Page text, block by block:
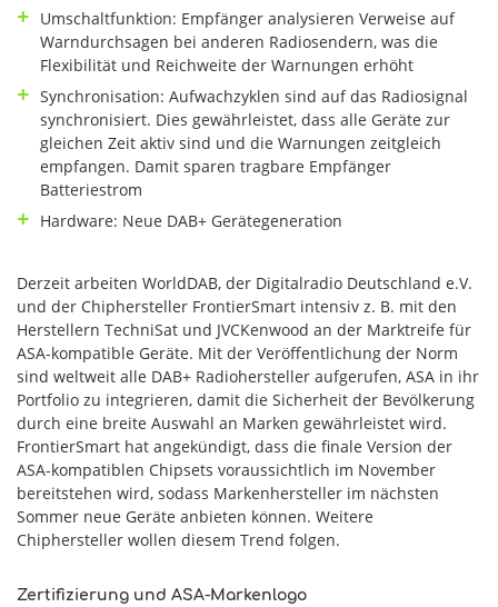
Umschaltfunktion: Empfänger analysieren Verweise auf
Warndurchsagen bei anderen Radiosendern, was die
Flexibilität und Reichweite der Warnungen erhöht
Synchronisation: Aufwachzyklen sind auf das Radiosignal
synchronisiert. Dies gewährleistet, dass alle Geräte zur
gleichen Zeit aktiv sind und die Warnungen zeitgleich
empfangen. Damit sparen tragbare Empfänger
Batteriestrom
Hardware: Neue DAB+ Gerätegeneration
Derzeit arbeiten WorldDAB, der Digitalradio Deutschland e.V.
und der Chiphersteller FrontierSmart intensiv z. B. mit den
Herstellern TechniSat und JVCKenwood an der Marktreife für
ASA-kompatible Geräte. Mit der Veröffentlichung der Norm
sind weltweit alle DAB+ Radiohersteller aufgerufen, ASA in ihr
Portfolio zu integrieren, damit die Sicherheit der Bevölkerung
durch eine breite Auswahl an Marken gewährleistet wird.
FrontierSmart hat angekündigt, dass die finale Version der
ASA-kompatiblen Chipsets voraussichtlich im November
bereitstehen wird, sodass Markenhersteller im nächsten
Sommer neue Geräte anbieten können. Weitere
Chiphersteller wollen diesem Trend folgen.
Zertifizierung und ASA-Markenlogo